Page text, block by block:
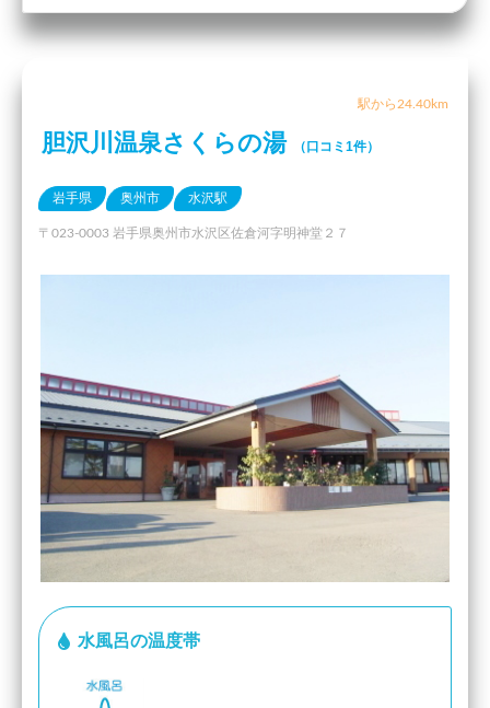
駅から24.40km
胆沢川温泉さくらの湯 （口コミ1件）
岩手県 奥州市 水沢駅
〒023-0003 岩手県奥州市水沢区佐倉河字明神堂２７
水風呂の温度帯